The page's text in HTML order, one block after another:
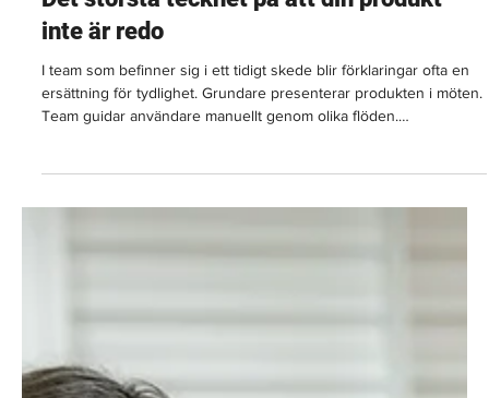
Det största tecknet på att din produkt